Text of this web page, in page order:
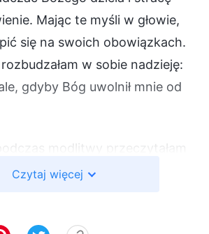
Mając te myśli w głowie,
się na swoich obowiązkach.
w sobie nadzieję:
gdyby Bóg uwolnił mnie od
modlitwy przeczytałam
Jeśli dopadnie cię choroba i bez
Czytaj więcej